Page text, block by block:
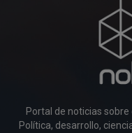
Portal de noticias sobre
Política, desarrollo,